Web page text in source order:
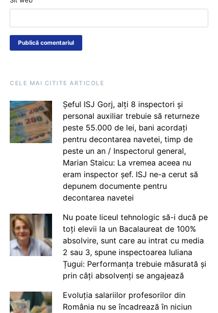
CELE MAI CITITE ARTICOLE
Șeful ISJ Gorj, alți 8 inspectori și
personal auxiliar trebuie să returneze
peste 55.000 de lei, bani acordați
pentru decontarea navetei, timp de
peste un an / Inspectorul general,
Marian Staicu: La vremea aceea nu
eram inspector șef. ISJ ne-a cerut să
depunem documente pentru
decontarea navetei
Nu poate liceul tehnologic să-i ducă pe
toți elevii la un Bacalaureat de 100%
absolvire, sunt care au intrat cu media
2 sau 3, spune inspectoarea Iuliana
Țugui: Performanța trebuie măsurată și
prin câți absolvenți se angajează
Evoluția salariilor profesorilor din
România nu se încadrează în niciun